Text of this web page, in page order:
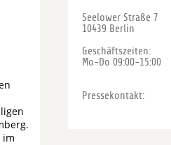
im
Seelower Straße 7
10439 Berlin
Geschäftszeiten:
Mo-Do 09:00-15:00
Pressekontakt: